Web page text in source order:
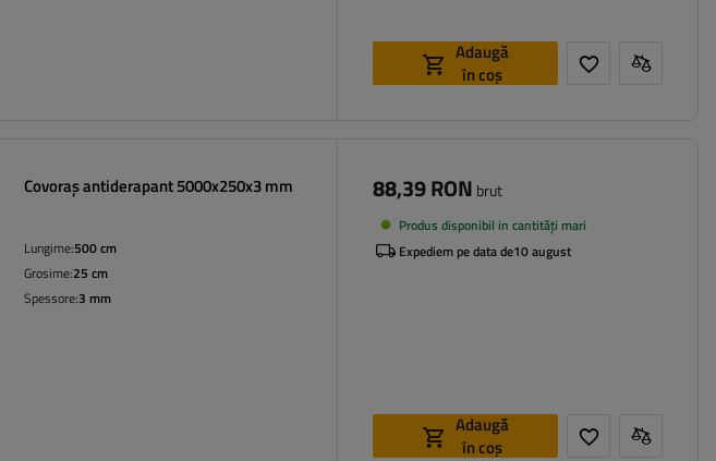
Adaugă
în coș
Covoraș antiderapant 5000x250x3 mm
Lungime:500 cm
Grosime:25 cm
Spessore:3 mm
88,39 RON brut
Produs disponibil in cantități mari
Expediem pe data de10 august
Adaugă
în coș